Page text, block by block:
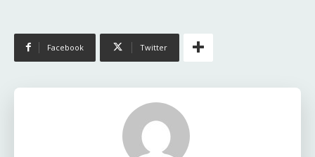
Facebook Twitter